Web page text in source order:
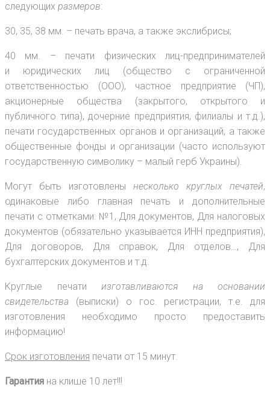
следующих размеров:
30, 35, 38 мм. – печать врача, а также экслибрисы;
40 мм. – печати физических лиц-предпринимателей
и юридических лиц (общество с ограниченной
ответственностью (ООО), частное предприятие (ЧП),
акционерные общества (закрытого, открытого и
публичного типа), дочерние предприятия, филиалы и т.д.),
печати государственных органов и организаций, а также
общественные фонды и организации (часто используют
государственную символику – малый герб Украины).
Могут быть изготовлены несколько круглых печатей,
одинаковые либо главная печать и дополнительные
печати с отметками: №1, Для документов, Для налоговых
документов (обязательно указывается ИНН предприятия),
Для договоров, Для справок, Для отделов…, Для
бухгалтерских документов и т.д.
Круглые печати изготавливаются на основании
свидетельства (выписки) о гос. регистрации, т.е. для
изготовления необходимо просто предоставить
информацию!
Срок изготовления печати от 15 минут.
Гарантия на клише 10 лет!!!